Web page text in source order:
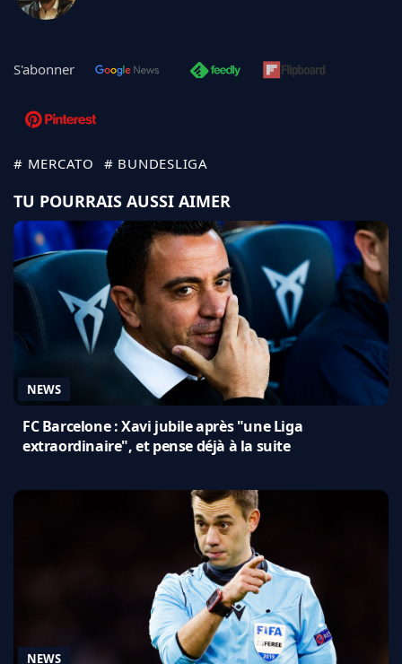
S'abonner
# MERCATO # BUNDESLIGA
TU POURRAIS AUSSI AIMER
NEWS
FC Barcelone : Xavi jubile après "une Liga
extraordinaire", et pense déjà à la suite
NEWS